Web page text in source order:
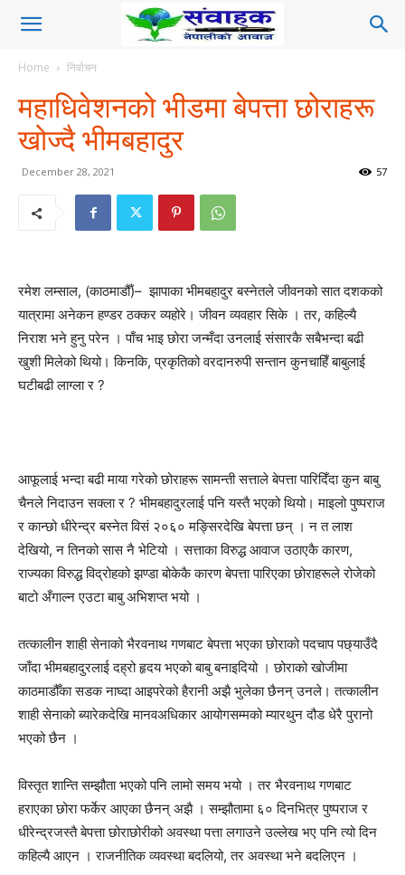
Home निर्वाचन
महाधिवेशनको भीडमा बेपत्ता छोराहरू
खोज्दै भीमबहादुर
December 28, 2021 57
रमेश लम्साल, (काठमाडौँ)– झापाका भीमबहादुर बस्नेतले जीवनको सात दशकको
यात्रामा अनेकन हण्डर ठक्कर व्यहोरे। जीवन व्यवहार सिके । तर, कहिल्यै
निराश भने हुनु परेन । पाँच भाइ छोरा जन्मँदा उनलाई संसारकै सबैभन्दा बढी
खुशी मिलेको थियो। किनकि, प्रकृतिको वरदानरुपी सन्तान कुनचाहिँ बाबुलाई
घटीबढी लाग्ला र ?
आफूलाई भन्दा बढी माया गरेको छोराहरू सामन्ती सत्ताले बेपत्ता पारिदिँदा कुन बाबु
चैनले निदाउन सक्ला र ? भीमबहादुरलाई पनि यस्तै भएको थियो। माइलो पुष्पराज
र कान्छो धीरेन्द्र बस्नेत विसं २०६० मङ्सिरदेखि बेपत्ता छन् । न त लाश
देखियो, न तिनको सास नै भेटियो । सत्ताका विरुद्ध आवाज उठाएकै कारण,
राज्यका विरुद्ध विद्रोहको झण्डा बोकेकै कारण बेपत्ता पारिएका छोराहरूले रोजेको
बाटो अँगाल्न एउटा बाबु अभिशप्त भयो ।
तत्कालीन शाही सेनाको भैरवनाथ गणबाट बेपत्ता भएका छोराको पदचाप पछ्याउँदै
जाँदा भीमबहादुरलाई दह्रो हृदय भएको बाबु बनाइदियो । छोराको खोजीमा
काठमाडौँका सडक नाघ्दा आइपरेको हैरानी अझै भुलेका छैनन् उनले। तत्कालीन
शाही सेनाको ब्यारेकदेखि मानवअधिकार आयोगसम्मको म्यारथुन दौड धेरै पुरानो
भएको छैन ।
विस्तृत शान्ति सम्झौता भएको पनि लामो समय भयो । तर भैरवनाथ गणबाट
हराएका छोरा फर्केर आएका छैनन् अझै । सम्झौतामा ६० दिनभित्र पुष्पराज र
धीरेन्द्रजस्तै बेपत्ता छोराछोरीको अवस्था पत्ता लगाउने उल्लेख भए पनि त्यो दिन
कहिल्यै आएन । राजनीतिक व्यवस्था बदलियो, तर अवस्था भने बदलिएन ।